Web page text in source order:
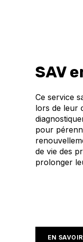
SAV
Ce service
lors de leur
pour
de vie des
prolonger
EN